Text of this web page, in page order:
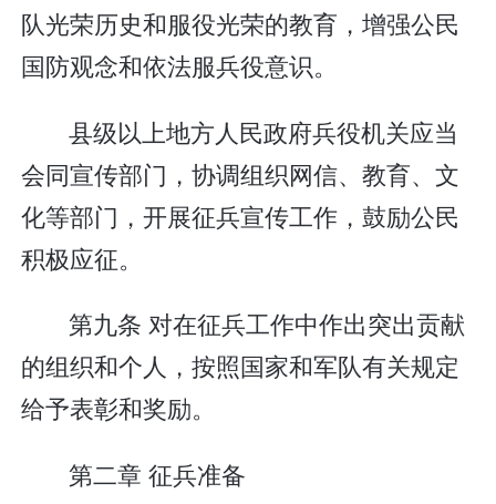
队光荣历史和服役光荣的教育，增强公民
国防观念和依法服兵役意识。
县级以上地方人民政府兵役机关应当
会同宣传部门，协调组织网信、教育、文
化等部门，开展征兵宣传工作，鼓励公民
积极应征。
第九条 对在征兵工作中作出突出贡献
的组织和个人，按照国家和军队有关规定
给予表彰和奖励。
第二章 征兵准备